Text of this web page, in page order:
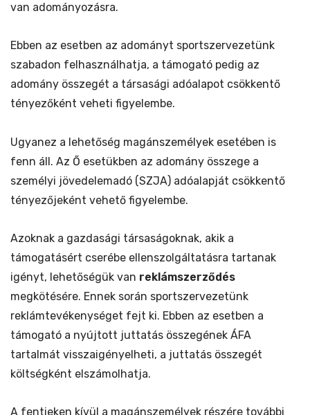
van adományozásra.
Ebben az esetben az adományt sportszervezetünk
szabadon felhasználhatja, a támogató pedig az
adomány összegét a társasági adóalapot csökkentő
tényezőként veheti figyelembe.
Ugyanez a lehetőség magánszemélyek esetében is
fenn áll. Az Ő esetükben az adomány összege a
személyi jövedelemadó (SZJA) adóalapját csökkentő
tényezőjeként vehető figyelembe.
Azoknak a gazdasági társaságoknak, akik a
támogatásért cserébe ellenszolgáltatásra tartanak
igényt, lehetőségük van reklámszerződés
megkötésére. Ennek során sportszervezetünk
reklámtevékenységet fejt ki. Ebben az esetben a
támogató a nyújtott juttatás összegének ÁFA
tartalmát visszaigényelheti, a juttatás összegét
költségként elszámolhatja.
A fentieken kívül a magánszemélyek részére további